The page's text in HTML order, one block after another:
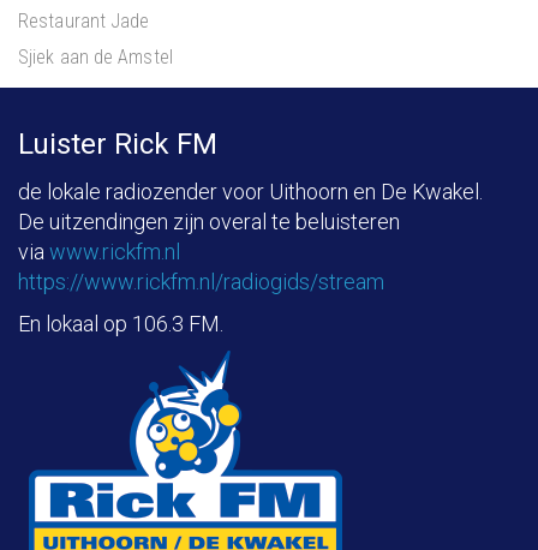
Restaurant Jade
Sjiek aan de Amstel
Luister Rick FM
de lokale radiozender voor Uithoorn en De Kwakel.
De uitzendingen zijn overal te beluisteren
via www.rickfm.nl
https://www.rickfm.nl/radiogids/stream
En lokaal op 106.3 FM.